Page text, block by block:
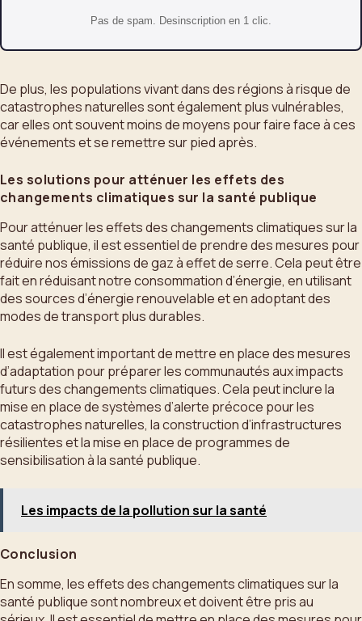
Pas de spam. Desinscription en 1 clic.
De plus, les populations vivant dans des régions à risque de
catastrophes naturelles sont également plus vulnérables,
car elles ont souvent moins de moyens pour faire face à ces
événements et se remettre sur pied après.
Les solutions pour atténuer les effets des
changements climatiques sur la santé publique
Pour atténuer les effets des changements climatiques sur la
santé publique, il est essentiel de prendre des mesures pour
réduire nos émissions de gaz à effet de serre. Cela peut être
fait en réduisant notre consommation d’énergie, en utilisant
des sources d’énergie renouvelable et en adoptant des
modes de transport plus durables.
Il est également important de mettre en place des mesures
d’adaptation pour préparer les communautés aux impacts
futurs des changements climatiques. Cela peut inclure la
mise en place de systèmes d’alerte précoce pour les
catastrophes naturelles, la construction d’infrastructures
résilientes et la mise en place de programmes de
sensibilisation à la santé publique.
Les impacts de la pollution sur la santé
Conclusion
En somme, les effets des changements climatiques sur la
santé publique sont nombreux et doivent être pris au